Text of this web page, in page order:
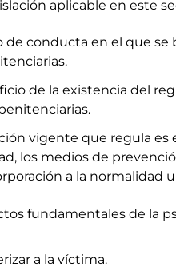
aplicable en este
de conducta en el que se
de la existencia del
vigente que regula es
los medios de
a la normalidad
fundamentales de la
a la víctima.